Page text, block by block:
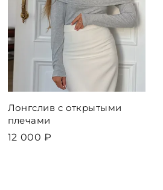
Лонгслив с открытыми
плечами
12 000 ₽